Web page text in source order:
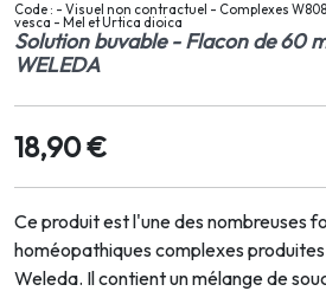
Code : - Visuel non contractuel - Complexes
vesca - Mel et Urtica dioica
Solution buvable - Flacon de 60
WELEDA
18,90 €
Ce produit est l'une des nombreuses
homéopathiques complexes
Weleda. Il contient un mélange de